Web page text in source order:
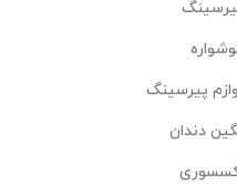
پیرسینگ
دندان